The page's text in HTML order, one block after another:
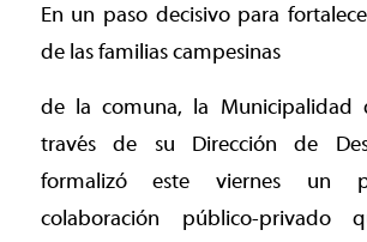
En un paso decisivo para
de las familias campesinas
de la comuna, la Municipalidad
través de su Dirección de
formalizó este viernes un
colaboración público-privado